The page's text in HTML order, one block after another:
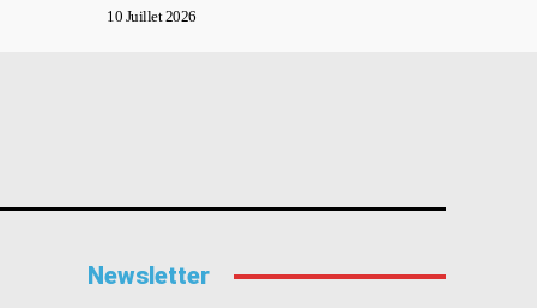
10 Juillet 2026
Newsletter